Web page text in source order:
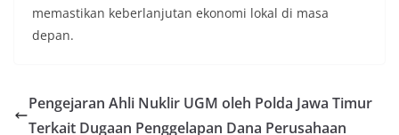
memastikan keberlanjutan ekonomi lokal di masa
depan.
Pengejaran Ahli Nuklir UGM oleh Polda Jawa Timur
Terkait Dugaan Penggelapan Dana Perusahaan